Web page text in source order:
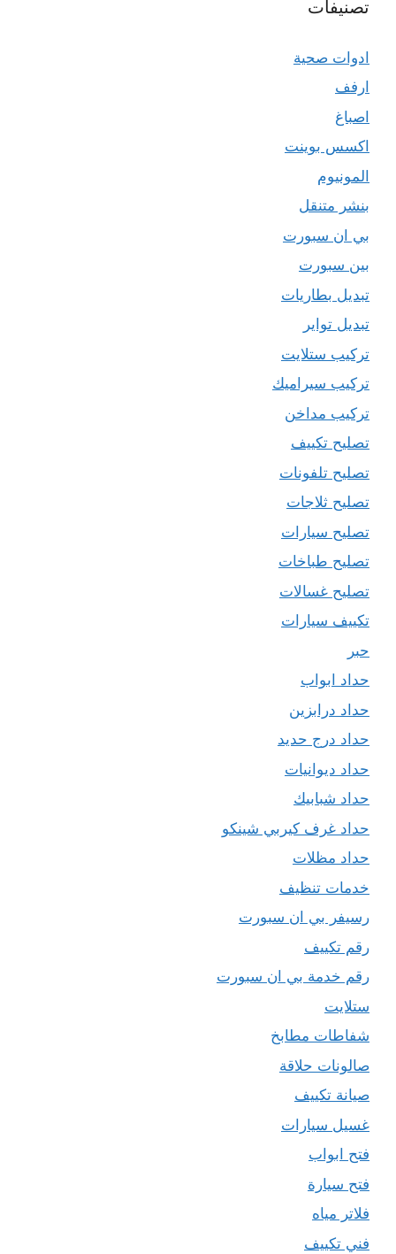
تصنيفات
ادوات صحية
ارفف
اصباغ
اكسس بوينت
المونيوم
بنشر متنقل
بي ان سبورت
بين سبورت
تبديل بطاريات
تبديل تواير
تركيب ستلايت
تركيب سيراميك
تركيب مداخن
تصليح تكييف
تصليح تلفونات
تصليح ثلاجات
تصليح سيارات
تصليح طباخات
تصليح غسالات
تكييف سيارات
حبر
حداد ابواب
حداد درابزين
حداد درج حديد
حداد ديوانيات
حداد شبابيك
حداد غرف كيربي شينكو
حداد مظلات
خدمات تنظيف
رسيفر بي ان سبورت
رقم تكييف
رقم خدمة بي ان سبورت
ستلايت
شفاطات مطابخ
صالونات حلاقة
صيانة تكييف
غسيل سيارات
فتح ابواب
فتح سيارة
فلاتر مياه
فني تكييف